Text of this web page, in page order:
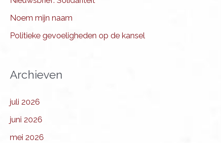
Noem mijn naam
Politieke gevoeligheden op de kansel
Archieven
juli 2026
juni 2026
mei 2026